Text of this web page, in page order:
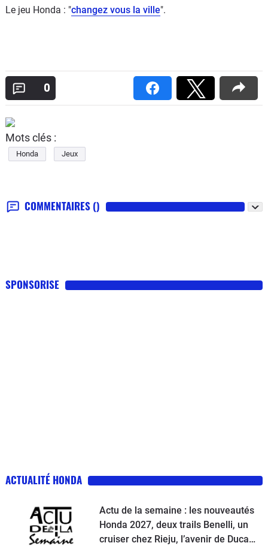
Le jeu Honda : "changez vous la ville".
0
Mots clés :
Honda Jeux
COMMENTAIRES ()
SPONSORISE
ACTUALITÉ HONDA
Actu de la semaine : les nouveautés
Honda 2027, deux trails Benelli, un
cruiser chez Rieju, l’avenir de Ducati